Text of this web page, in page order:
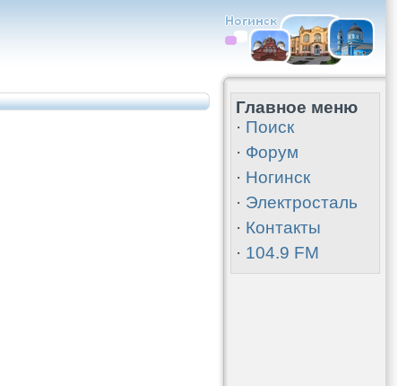
Главное меню
· Поиск
· Форум
· Ногинск
· Электросталь
· Контакты
· 104.9 FM